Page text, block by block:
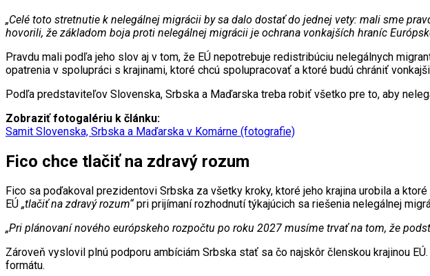
„Celé toto stretnutie k nelegálnej migrácii by sa dalo dostať do jednej vety: mali sme
hovorili, že základom boja proti nelegálnej migrácii je ochrana vonkajších hraníc
Pravdu mali podľa jeho slov aj v tom, že EÚ nepotrebuje redistribúciu nelegálnych
opatrenia v spolupráci s krajinami, ktoré chcú spolupracovať a ktoré budú chrániť
Podľa predstaviteľov Slovenska, Srbska a Maďarska treba robiť všetko pre to, aby
Zobraziť fotogalériu k článku:
Samit Slovenska, Srbska a Maďarska v Komárne (fotografie)
Fico chce tlačiť na zdravý rozum
Fico sa poďakoval prezidentovi Srbska za všetky kroky, ktoré jeho krajina urobila a
EÚ „tlačiť na zdravý rozum“ pri prijímaní rozhodnutí týkajúcich sa riešenia nelegálnej
„Pri plánovaní nového európskeho rozpočtu po roku 2027 musíme trvať na tom, že
Zároveň vyslovil plnú podporu ambíciám Srbska stať sa čo najskôr členskou krajinou
formátu.